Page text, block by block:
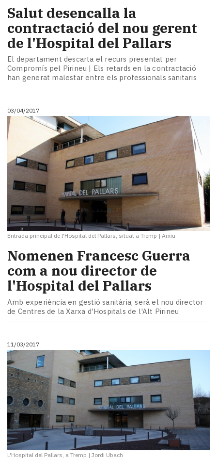
Salut desencalla la
contractació del nou gerent
de l'Hospital del Pallars
El departament descarta el recurs presentat per
Compromís pel Pirineu | Els retards en la contractació
han generat malestar entre els professionals sanitaris
03/04/2017
Entrada principal de l'Hospital del Pallars, situat a Tremp | Arxiu
​Nomenen Francesc Guerra
com a nou director de
l'Hospital del Pallars
Amb experiència en gestió sanitària, serà el nou director
de Centres de la Xarxa d'Hospitals de l'Alt Pirineu
11/03/2017
L'Hospital del Pallars, a Tremp | Jordi Ubach